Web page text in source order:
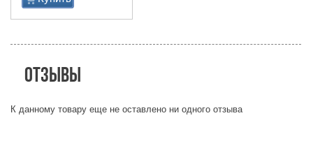
Отзывы
К данному товару еще не оставлено ни одного отзыва